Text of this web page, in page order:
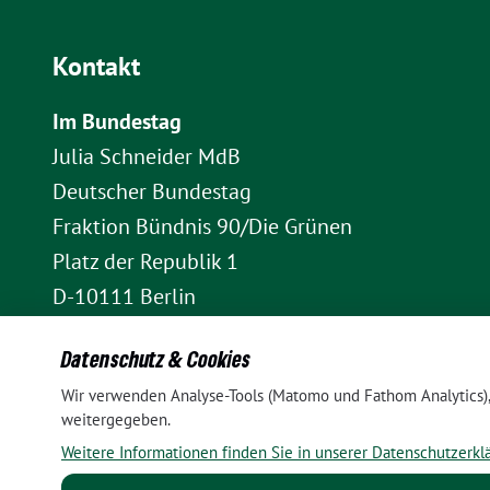
Kontakt
Im Bundestag
Julia Schneider MdB
Deutscher Bundestag
Fraktion Bündnis 90/Die Grünen
Platz der Republik 1
D-10111 Berlin
Telefon: +49 30 227 70907
Im Wahlkreis Pankow
Wahlkreisbüro Julia Schneider
Datenschutz & Cookies
Wir verwenden Analyse-Tools (Matomo und Fathom
weitergegeben.
Weitere Informationen finden Sie in unserer